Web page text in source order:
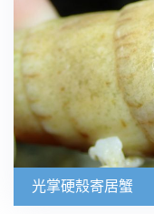
光掌硬殼寄居蟹